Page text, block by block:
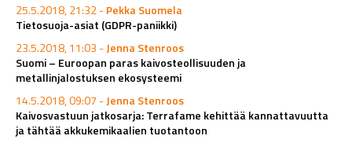
25.5.2018, 21:32 -Pekka Suomela
Tietosuoja-asiat (GDPR-paniikki)
23.5.2018, 11:03 -Jenna Stenroos
Suomi – Euroopan paras kaivosteollisuuden ja
metallinjalostuksen ekosysteemi
14.5.2018, 09:07 -Jenna Stenroos
Kaivosvastuun jatkosarja: Terrafame kehittää kannattavuutta
ja tähtää akkukemikaalien tuotantoon